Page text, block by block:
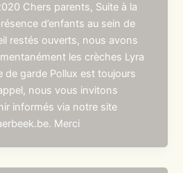
Chers parents, Suite à la
d’enfants au sein de
restés ouverts, nous avons
les crèches Lyra
de garde Pollux est toujours
nous vous invitons
informés via notre site
Merci